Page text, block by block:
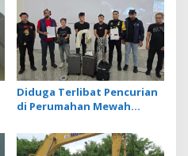
Diduga Terlibat Pencurian
di Perumahan Mewah
Diamankan Imigrasi
Ngurah Rai